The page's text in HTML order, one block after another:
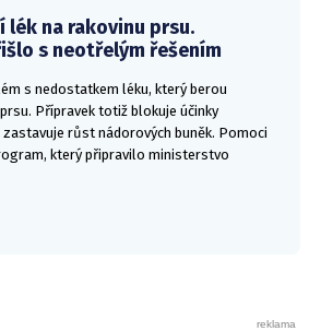
lék na rakovinu prsu.
s neotřelým řešením
s nedostatkem léku, který berou
Přípravek totiž blokuje účinky
růst nádorových buněk. Pomoci
který připravilo ministerstvo